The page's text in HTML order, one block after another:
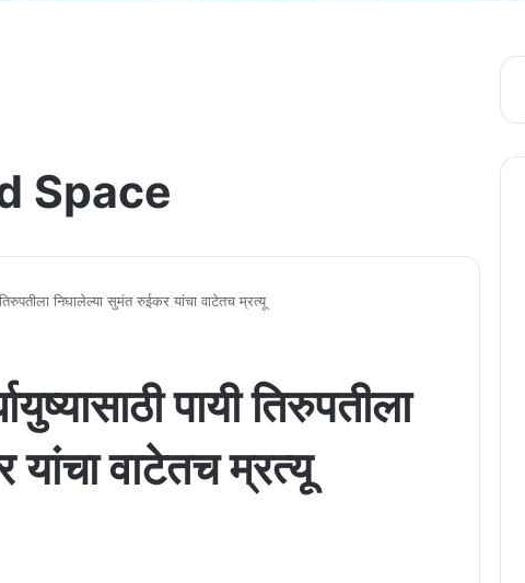
Space
तिरुपतीला निघालेल्या सुमंत रुईकर यांचा वाटेतच म्रत्यू
पायी तिरुपतीला
वाटेतच म्रत्यू